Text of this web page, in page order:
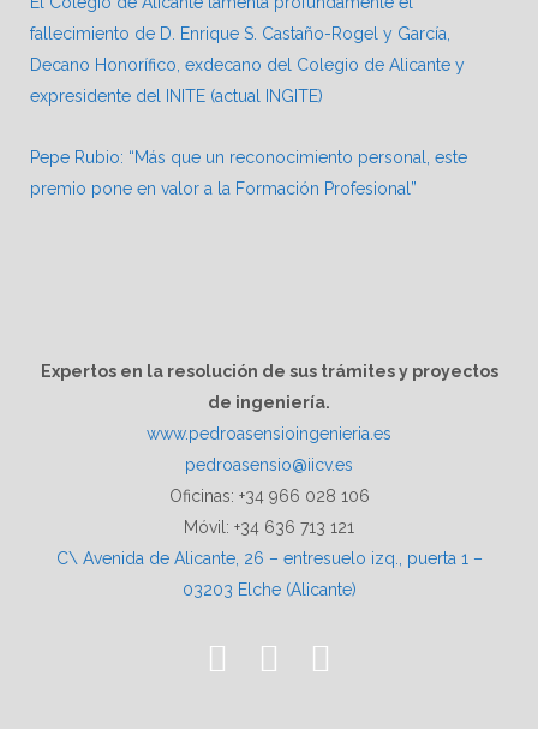
fallecimiento de D. Enrique S. Castaño-Rogel y García,
Decano Honorífico, exdecano del Colegio de Alicante y
expresidente del INITE (actual INGITE)
Pepe Rubio: “Más que un reconocimiento personal, este
premio pone en valor a la Formación Profesional”
Expertos en la resolución de sus trámites y proyectos
de ingeniería.
www.pedroasensioingenieria.es
pedroasensio@iicv.es
Oficinas: +34 966 028 106
Móvil: +34 636 713 121
C\ Avenida de Alicante, 26 – entresuelo izq., puerta 1 –
03203 Elche (Alicante)